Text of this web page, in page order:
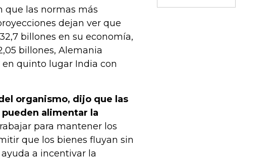
que las normas más
dejan ver que
billones en su economía,
billones, Alemania
en quinto lugar India con
organismo, dijo que las
alimentar la
para mantener los
que los bienes fluyan sin
a incentivar la